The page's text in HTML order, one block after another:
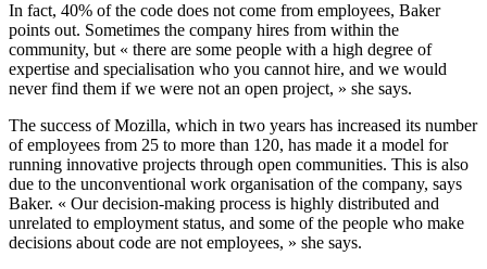
In fact, 40% of the code does not come from employees, Baker
points out. Sometimes the company hires from within the
community, but « there are some people with a high degree of
expertise and specialisation who you cannot hire, and we would
never find them if we were not an open project, » she says.
The success of Mozilla, which in two years has increased its number
of employees from 25 to more than 120, has made it a model for
running innovative projects through open communities. This is also
due to the unconventional work organisation of the company, says
Baker. « Our decision-making process is highly distributed and
unrelated to employment status, and some of the people who make
decisions about code are not employees, » she says.